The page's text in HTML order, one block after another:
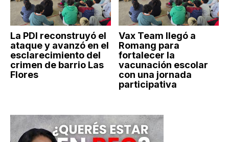
La PDI reconstruyó el
ataque y avanzó en el
esclarecimiento del
crimen de barrio Las
Flores
Vax Team llegó a
Romang para
fortalecer la
vacunación escolar
con una jornada
participativa